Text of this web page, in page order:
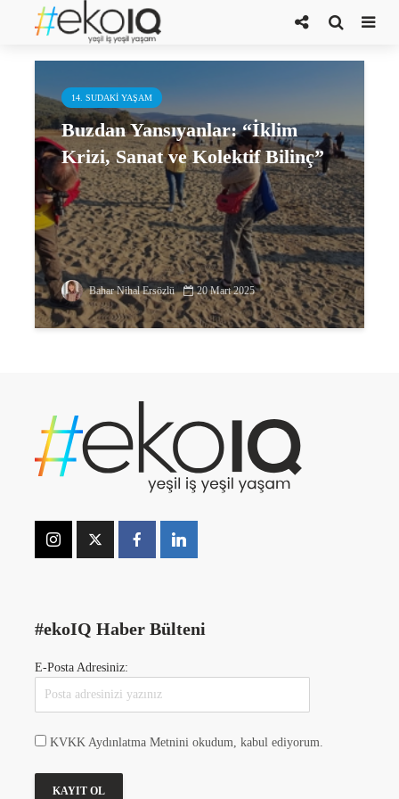
Chris Jordan
14. SUDAKI YAŞAM
Buzdan Yansıyanlar: “İklim
Krizi, Sanat ve Kolektif Bilinç”
Bahar Nihal Ersözlü 20 Mart 2025
#ekoIQ Haber Bülteni
E-Posta Adresiniz:
KVKK Aydınlatma Metnini okudum, kabul ediyorum.